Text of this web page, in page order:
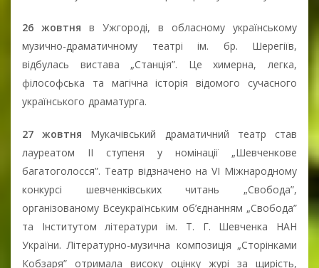
26 жовтня в Ужгороді, в обласному українському
музично-драматичному театрі ім. бр. Шерегіїв,
відбулась вистава „Станція”. Це химерна, легка,
філософська та магічна історія відомого сучасного
українського драматурга.
27 жовтня Мукачівський драматичний театр став
лауреатом ІІ ступеня у номінації „Шевченкове
багатоголосся”. Театр відзначено на VI Міжнародному
конкурсі шевченківських читань „Свобода”,
організованому Всеукраїнським об’єднанням „Свобода”
та Інститутом літератури ім. Т. Г. Шевченка НАН
України. Літературно-музична композиція „Сторінками
Кобзаря” отримала високу оцінку журі за щирість,